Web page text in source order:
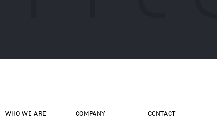
WHO WE ARE COMPANY CONTACT